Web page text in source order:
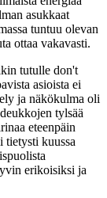
asukkaat
tuntuu olevan
ottaa vakavasti.
tutulle don't
asioista ei
ja näkökulma oli
tylsää
eteenpäin
tietysti kuussa
erikoisiksi ja